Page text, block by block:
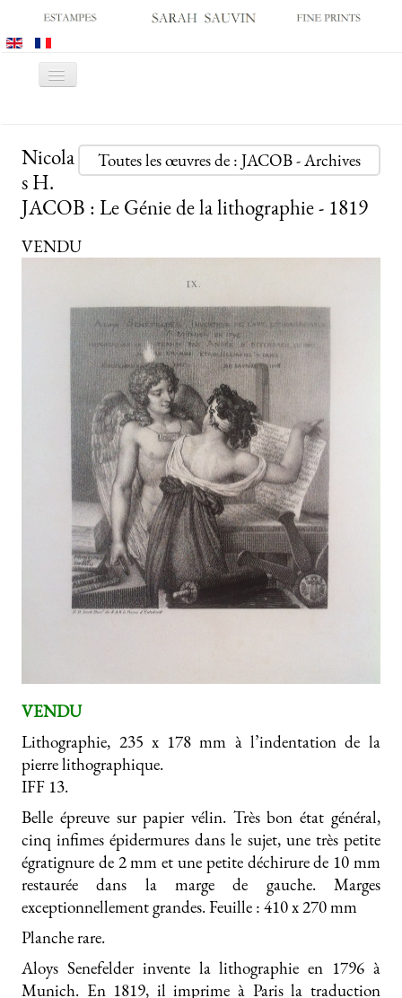
Basculer
GALERIE
CATALOGUES
ESTAMPES ANCIENNES
ESTAMPES MODERNES
ARCHIVES
ACHATS DES MUSÉES
CONTACT
Toutes les œuvres de : JACOB - Archives
Nicola
s H.
JACOB : Le Génie de la lithographie - 1819
VENDU
VENDU
Lithographie, 235 x 178 mm à l’indentation de la
pierre lithographique.
IFF 13.
Belle épreuve sur papier vélin. Très bon état général,
cinq infimes épidermures dans le sujet, une très petite
égratignure de 2 mm et une petite déchirure de 10 mm
restaurée dans la marge de gauche. Marges
exceptionnellement grandes. Feuille : 410 x 270 mm
Planche rare.
Aloys Senefelder invente la lithographie en 1796 à
Munich. En 1819, il imprime à Paris la traduction